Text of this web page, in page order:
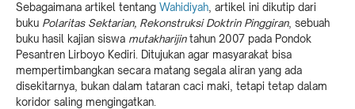
Sebagaimana artikel tentang Wahidiyah , artikel ini dikutip dari
buku Polaritas Sektarian, Rekonstruksi Doktrin Pinggiran, sebuah
buku hasil kajian siswa mutakharijintahun 2007 pada Pondok
Pesantren Lirboyo Kediri. Ditujukan agar masyarakat bisa
mempertimbangkan secara matang segala aliran yang ada
disekitarnya, bukan dalam tataran caci maki, tetapi tetap dalam
koridor saling mengingatkan.